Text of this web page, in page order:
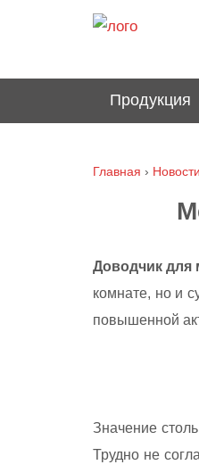
Продукция
Главная › Новости
Доводчик для
комнате, но и
повышенной
Значение
Трудно не